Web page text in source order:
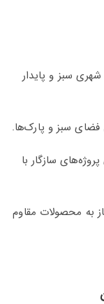
سبز و پایدار
سبز و پارک‌ها.
سازگار با
به محصولات مقاوم